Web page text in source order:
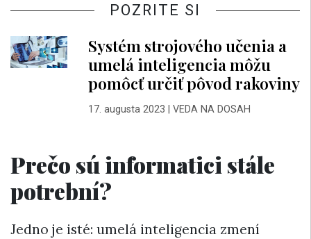
POZRITE SI
Systém strojového učenia a
umelá inteligencia môžu
pomôcť určiť pôvod rakoviny
17. augusta 2023 VEDA NA DOSAH
Prečo sú informatici stále
potrební?
Jedno je isté: umelá inteligencia zmení